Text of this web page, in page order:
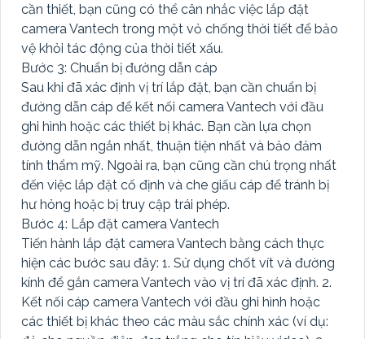
cần thiết, bạn cũng có thể cân nhắc việc lắp đặt
camera Vantech trong một vỏ chống thời tiết để bảo
vệ khỏi tác động của thời tiết xấu.
Bước 3: Chuẩn bị đường dẫn cáp
Sau khi đã xác định vị trí lắp đặt, bạn cần chuẩn bị
đường dẫn cáp để kết nối camera Vantech với đầu
ghi hình hoặc các thiết bị khác. Bạn cần lựa chọn
đường dẫn ngắn nhất, thuận tiện nhất và bảo đảm
tính thẩm mỹ. Ngoài ra, bạn cũng cần chú trọng nhất
đến việc lắp đặt cố định và che giấu cáp để tránh bị
hư hỏng hoặc bị truy cập trái phép.
Bước 4: Lắp đặt camera Vantech
Tiến hành lắp đặt camera Vantech bằng cách thực
hiện các bước sau đây: 1. Sử dụng chốt vít và đường
kính để gắn camera Vantech vào vị trí đã xác định. 2.
Kết nối cáp camera Vantech với đầu ghi hình hoặc
các thiết bị khác theo các màu sắc chính xác (ví dụ: